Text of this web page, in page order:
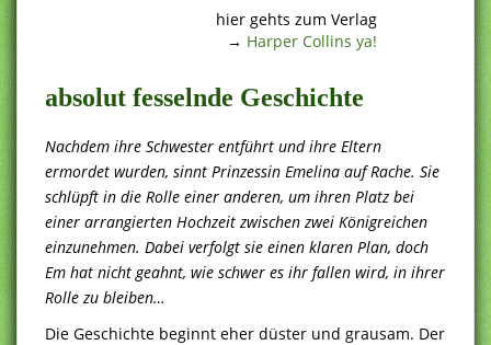
hier gehts zum Verlag
→ Harper Collins ya!
absolut fesselnde Geschichte
Nachdem ihre Schwester entführt und ihre Eltern
ermordet wurden, sinnt Prinzessin Emelina auf Rache. Sie
schlüpft in die Rolle einer anderen, um ihren Platz bei
einer arrangierten Hochzeit zwischen zwei Königreichen
einzunehmen. Dabei verfolgt sie einen klaren Plan, doch
Em hat nicht geahnt, wie schwer es ihr fallen wird, in ihrer
Rolle zu bleiben…
Die Geschichte beginnt eher düster und grausam. Der